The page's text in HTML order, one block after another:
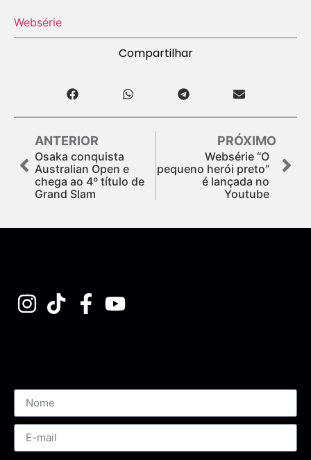
Websérie
Compartilhar
ANTERIOR
Osaka conquista
Australian Open e
chega ao 4º título de
Grand Slam
PRÓXIMO
Websérie “O
pequeno herói preto”
é lançada no
Youtube